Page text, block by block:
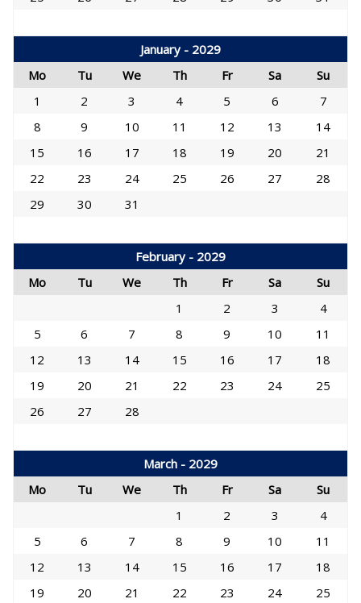
January - 2029
Mo
Tu We Th Fr Sa
Su
1
2 3 4 5 6
7
8
9 10 11 12 13
14
15
16 17 18 19 20
21
22
23 24 25 26 27
28
29
30 31
February - 2029
Mo
Tu We Th Fr Sa
Su
1
2 3
4
5
6 7 8 9 10
11
12
13 14 15 16 17
18
19
20 21 22 23 24
25
26
27 28
March - 2029
Mo
Tu We Th Fr Sa
Su
1
2 3
4
5
6 7 8 9 10
11
12
13 14 15 16 17
18
19
20 21 22 23 24
25